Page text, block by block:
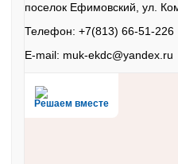
поселок Ефимовский, ул.
Телефон: +7(813) 66-51-226
E-mail: muk-ekdc@yandex.ru
Решаем вместе